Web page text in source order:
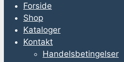
Forside
Shop
Kataloger
Kontakt
Handelsbetingelser